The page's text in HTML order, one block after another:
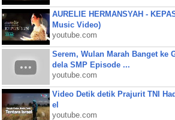
AURELIE HERMANSYAH -
Music Video)
youtube.com
Serem, Wulan Marah Banget ke
dela SMP Episode ...
youtube.com
Video Detik detik Prajurit TNI
el
youtube.com